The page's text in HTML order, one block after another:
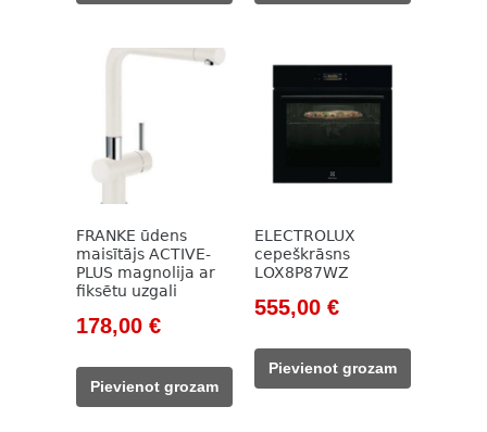
FRANKE ūdens
maisītājs ACTIVE-
PLUS magnolija ar
fiksētu uzgali
Original
was:
237,00 €.
178,00 €Current
178,00 €.
Pievienot grozam
ELECTROLUX
cepeškrāsns
LOX8P87WZ
Original
was:
709,00 €.
555,00 €Current
555,00 €.
Pievienot grozam